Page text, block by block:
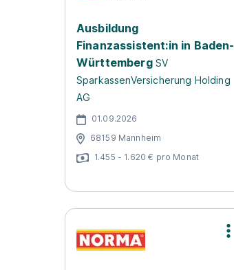
Ausbildung
Finanzassistent:in in Baden-
Württemberg SV
SparkassenVersicherung Holding
AG
01.09.2026
68159 Mannheim
1.455 - 1.620 € pro Monat